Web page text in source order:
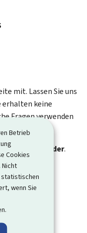
Betrieb
Cookies
Nicht
wenn Sie
mit. Lassen Sie uns
erhalten keine
Fragen verwenden
Pflichtfelder.
haben?